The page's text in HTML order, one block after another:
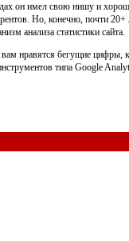
он имел свою нишу и
Но, конечно, почти 20+
анализа статистики сайта.
вам нравятся бегущие
типа Google